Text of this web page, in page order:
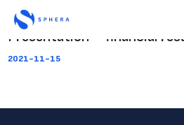
Presentation – financial
2021-11-15